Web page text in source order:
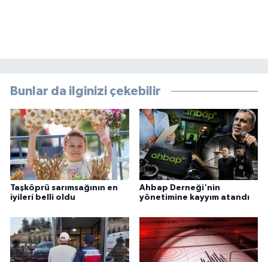
Bunlar da ilginizi çekebilir
Taşköprü sarımsağının en
iyileri belli oldu
Ahbap Derneği'nin
yönetimine kayyım atandı